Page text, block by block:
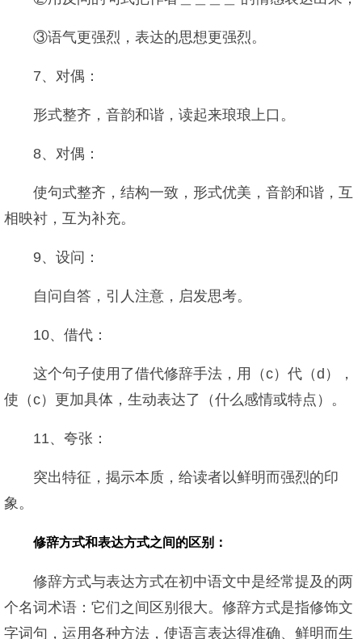
③语气更强烈，表达的思想更强烈。
7、对偶：
形式整齐，音韵和谐，读起来琅琅上口。
8、对偶：
使句式整齐，结构一致，形式优美，音韵和谐，互
相映衬，互为补充。
9、设问：
自问自答，引人注意，启发思考。
10、借代：
这个句子使用了借代修辞手法，用（c）代（d），
使（c）更加具体，生动表达了（什么感情或特点）。
11、夸张：
突出特征，揭示本质，给读者以鲜明而强烈的印
象。
修辞方式和表达方式之间的区别：
修辞方式与表达方式在初中语文中是经常提及的两
个名词术语：它们之间区别很大。修辞方式是指修饰文
字词句，运用各种方法，使语言表达得准确、鲜明而生